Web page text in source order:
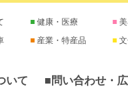
健康・医療
産業・特産品
いて ■問い合わせ・